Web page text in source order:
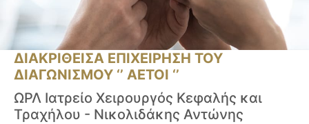
ΔΙΑΚΡΙΘΕΙΣΑ ΕΠΙΧΕΙΡΗΣΗ ΤΟΥ
ΔΙΑΓΩΝΙΣΜΟΥ ‘’ ΑΕΤΟΙ ‘’
ΩΡΛ Ιατρείο Χειρουργός Κεφαλής και
Τραχήλου - Νικολιδάκης Αντώνης